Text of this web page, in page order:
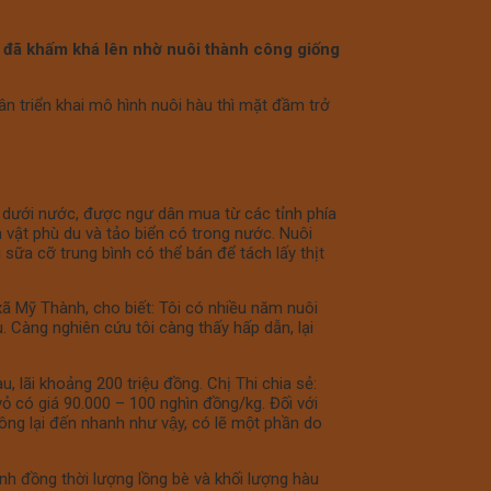
khấm khá lên nhờ nuôi thành công giống
triển khai mô hình nuôi hàu thì mặt đầm trở
nước, được ngư dân mua từ các tỉnh phía
phù du và tảo biển có trong nước. Nuôi
cỡ trung bình có thể bán để tách lấy thịt
Mỹ Thành, cho biết: Tôi có nhiều năm nuôi
nghiên cứu tôi càng thấy hấp dẫn, lại
lãi khoảng 200 triệu đồng. Chị Thi chia sẻ:
có giá 90.000 – 100 nghìn đồng/kg. Đối với
lại đến nhanh như vậy, có lẽ một phần do
đồng thời lượng lồng bè và khối lượng hàu